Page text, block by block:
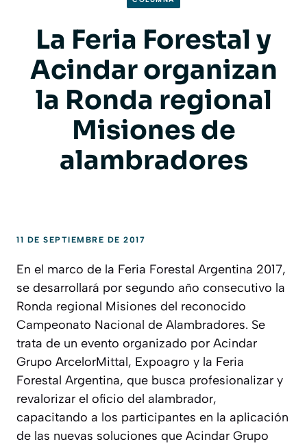
La Feria Forestal y
Acindar organizan
la Ronda regional
Misiones de
alambradores
11 DE SEPTIEMBRE DE 2017
En el marco de la Feria Forestal Argentina 2017,
se desarrollará por segundo año consecutivo la
Ronda regional Misiones del reconocido
Campeonato Nacional de Alambradores. Se
trata de un evento organizado por Acindar
Grupo ArcelorMittal, Expoagro y la Feria
Forestal Argentina, que busca profesionalizar y
revalorizar el oficio del alambrador,
capacitando a los participantes en la aplicación
de las nuevas soluciones que Acindar Grupo